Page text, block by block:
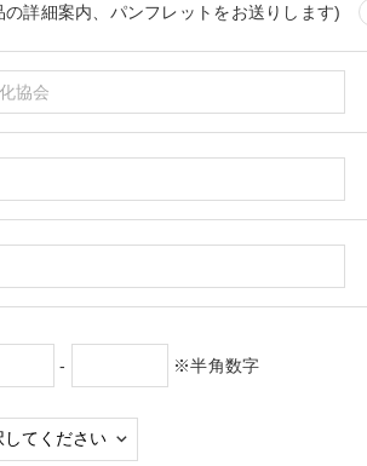
詳細案内、パンフレットをお送りします)
-
※半角数字